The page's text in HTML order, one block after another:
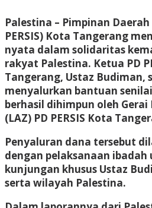
Palestina – Pimpinan
PERSIS) Kota Tangerang
nyata dalam solidaritas
rakyat Palestina. Ketua PD
Tangerang, Ustaz Budiman,
menyalurkan bantuan
berhasil dihimpun oleh
(LAZ) PD PERSIS Kota
Penyaluran dana tersebut
dengan pelaksanaan ibadah
kunjungan khusus Ustaz
serta wilayah Palestina.